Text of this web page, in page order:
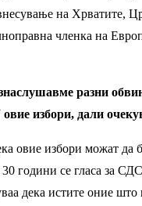
на Хрватите,
членка на
разни
избори, дали
овие избори можат да
години се гласа
дека истите оние